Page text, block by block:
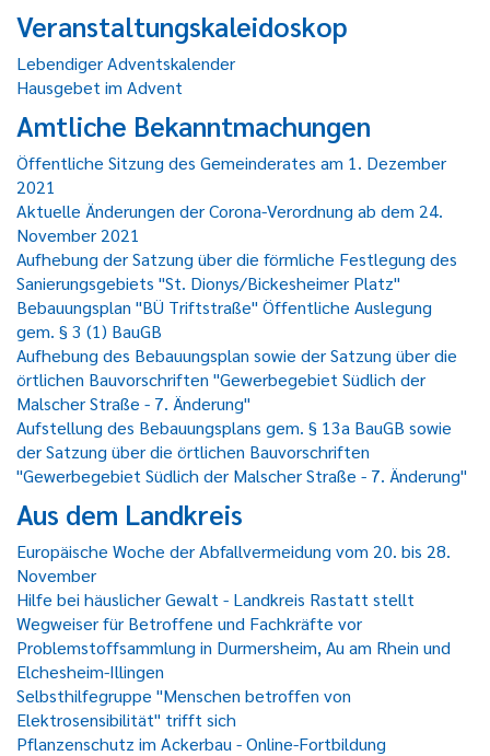
Veranstaltungskaleidoskop
Lebendiger Adventskalender
Hausgebet im Advent
Amtliche Bekanntmachungen
Öffentliche Sitzung des Gemeinderates am 1. Dezember
2021
Aktuelle Änderungen der Corona-Verordnung ab dem 24.
November 2021
Aufhebung der Satzung über die förmliche Festlegung des
Sanierungsgebiets "St. Dionys/Bickesheimer Platz"
Bebauungsplan "BÜ Triftstraße" Öffentliche Auslegung
gem. § 3 (1) BauGB
Aufhebung des Bebauungsplan sowie der Satzung über die
örtlichen Bauvorschriften "Gewerbegebiet Südlich der
Malscher Straße - 7. Änderung"
Aufstellung des Bebauungsplans gem. § 13a BauGB sowie
der Satzung über die örtlichen Bauvorschriften
"Gewerbegebiet Südlich der Malscher Straße - 7. Änderung"
Aus dem Landkreis
Europäische Woche der Abfallvermeidung vom 20. bis 28.
November
Hilfe bei häuslicher Gewalt - Landkreis Rastatt stellt
Wegweiser für Betroffene und Fachkräfte vor
Problemstoffsammlung in Durmersheim, Au am Rhein und
Elchesheim-Illingen
Selbsthilfegruppe "Menschen betroffen von
Elektrosensibilität" trifft sich
Pflanzenschutz im Ackerbau - Online-Fortbildung